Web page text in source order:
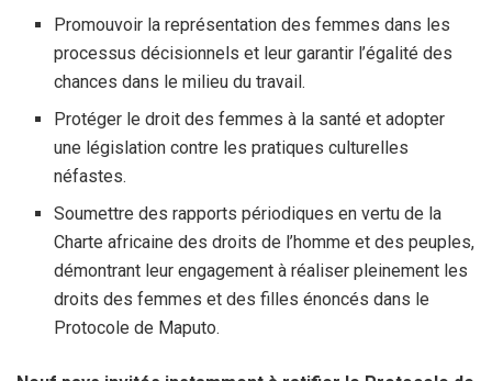
Promouvoir la représentation des femmes dans les
processus décisionnels et leur garantir l’égalité des
chances dans le milieu du travail.
Protéger le droit des femmes à la santé et adopter
une législation contre les pratiques culturelles
néfastes.
Soumettre des rapports périodiques en vertu de la
Charte africaine des droits de l’homme et des peuples,
démontrant leur engagement à réaliser pleinement les
droits des femmes et des filles énoncés dans le
Protocole de Maputo.